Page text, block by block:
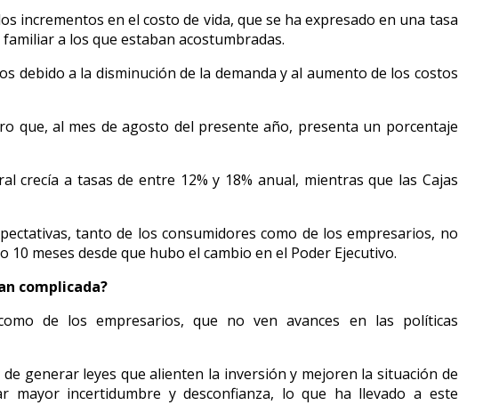
incrementos en el costo de vida, que se ha expresado en una tasa
a los que estaban acostumbradas.
a la disminución de la demanda y al aumento de los costos
que, al mes de agosto del presente año, presenta un porcentaje
crecía a tasas de entre 12% y 18% anual, mientras que las Cajas
tanto de los consumidores como de los empresarios, no
meses desde que hubo el cambio en el Poder Ejecutivo.
complicada?
de los empresarios, que no ven avances en las políticas
generar leyes que alienten la inversión y mejoren la situación de
mayor incertidumbre y desconfianza, lo que ha llevado a este